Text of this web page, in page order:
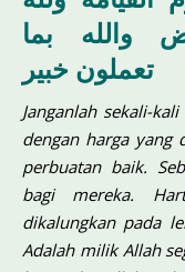
والله بما
تعملون خبير
Janganlah sekali-
dengan harga yang
perbuatan baik.
bagi mereka.
dikalungkan pada
Adalah milik Allah